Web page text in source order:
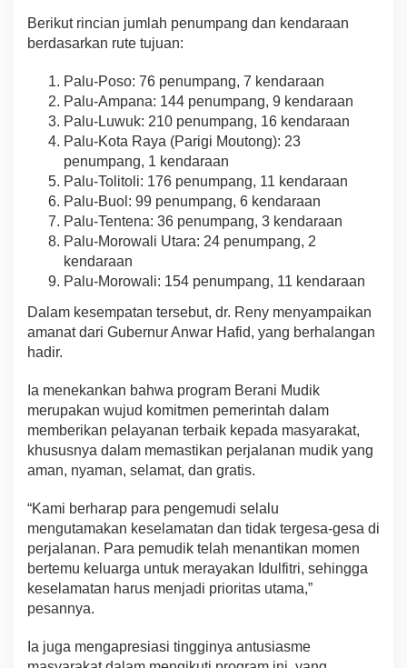
Berikut rincian jumlah penumpang dan kendaraan
berdasarkan rute tujuan:
Palu-Poso: 76 penumpang, 7 kendaraan
Palu-Ampana: 144 penumpang, 9 kendaraan
Palu-Luwuk: 210 penumpang, 16 kendaraan
Palu-Kota Raya (Parigi Moutong): 23
penumpang, 1 kendaraan
Palu-Tolitoli: 176 penumpang, 11 kendaraan
Palu-Buol: 99 penumpang, 6 kendaraan
Palu-Tentena: 36 penumpang, 3 kendaraan
Palu-Morowali Utara: 24 penumpang, 2
kendaraan
Palu-Morowali: 154 penumpang, 11 kendaraan
Dalam kesempatan tersebut, dr. Reny menyampaikan
amanat dari Gubernur Anwar Hafid, yang berhalangan
hadir.
Ia menekankan bahwa program Berani Mudik
merupakan wujud komitmen pemerintah dalam
memberikan pelayanan terbaik kepada masyarakat,
khususnya dalam memastikan perjalanan mudik yang
aman, nyaman, selamat, dan gratis.
“Kami berharap para pengemudi selalu
mengutamakan keselamatan dan tidak tergesa-gesa di
perjalanan. Para pemudik telah menantikan momen
bertemu keluarga untuk merayakan Idulfitri, sehingga
keselamatan harus menjadi prioritas utama,”
pesannya.
Ia juga mengapresiasi tingginya antusiasme